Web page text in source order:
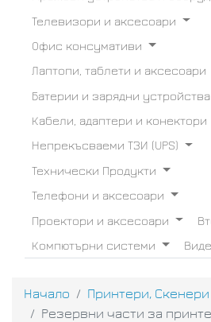
Телевизори и аксесоари
Офис консумативи
Лаптопи, таблети и аксесоари
Батерии и зарядни устройства
Кабели, адаптери и конектори
Непрекъсваеми ТЗИ (UPS)
Технически Продукти
Телефони и аксесоари
Проектори и аксесоари
Компютърни системи
Начало
Принтери,
Резервни части за